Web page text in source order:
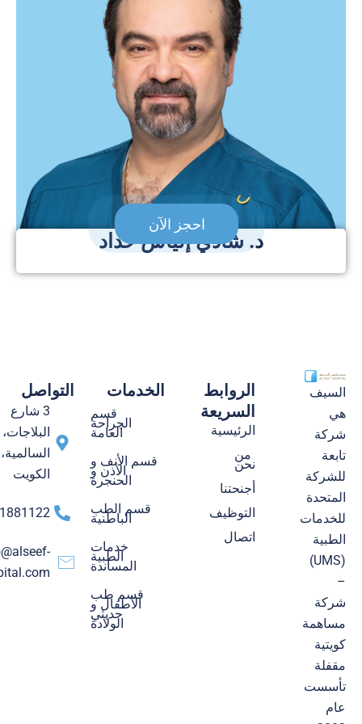
احجز الآن
د. شادي إلياس حداد
السيف
هي
شركة
تابعة
للشركة
المتحدة
للخدمات
الطبية
(UMS)
–
شركة
مساهمة
كويتية
مقفلة
تأسست
عام
الروابط
السريعة
الرئيسية
من
نحن
أجنحتنا
التوظيف
اتصال
الخدمات
قسم
الجراحة
العامة
قسم الأنف و
الأذن و
الحنجرة
قسم الطب
الباطنية
خدمات
الطبية
المساندة
قسم طب
الأطفال و
حديثي
الولادة
التواصل
3 شارع
البلاجات،
السالمية،
الكويت
1881122